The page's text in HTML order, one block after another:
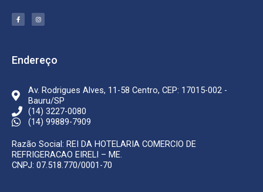
F
a
c
k
-
I
n
s
m
Endereço
Av. Rodrigues Alves, 11-58 Centro, CEP: 17015-002 -
Bauru/SP
(14) 3227-0080
(14) 99889-7909
Razão Social: REI DA HOTELARIA COMERCIO DE
REFRIGERACAO EIRELI – ME.
CNPJ: 07.518.770/0001-70